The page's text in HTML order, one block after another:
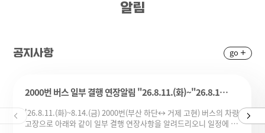
알림
공지사항 go
2000번 버스 일부 결행 연장알림 "26.8.11.(화)~"26.8.14.(금)
'26.8.11.(화)~8.14.(금) 2000번(부산 하단↔ 거제 고현) 버스의 차량
고장으로 아래와 같이 일부 결행 연장사항을 알려드리오니 일정에 참